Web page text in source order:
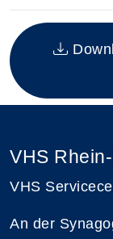
Insgesamt
VHS
VHS
An der